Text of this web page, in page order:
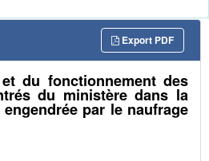
Export PDF
du fonctionnement des
du ministère dans la
par le naufrage